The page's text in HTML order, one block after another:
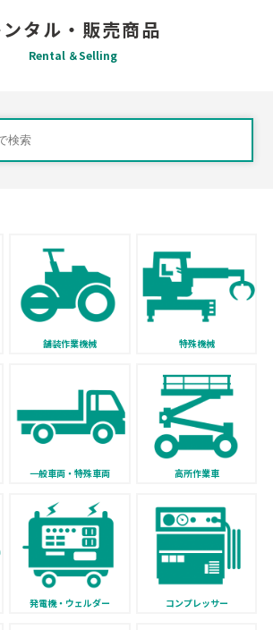
ンタル・販売商品
Rental ＆Selling
舗装作業機械 特殊機械
一般車両・特殊車両 高所作業車
発電機・ウェルダー コンプレッサー